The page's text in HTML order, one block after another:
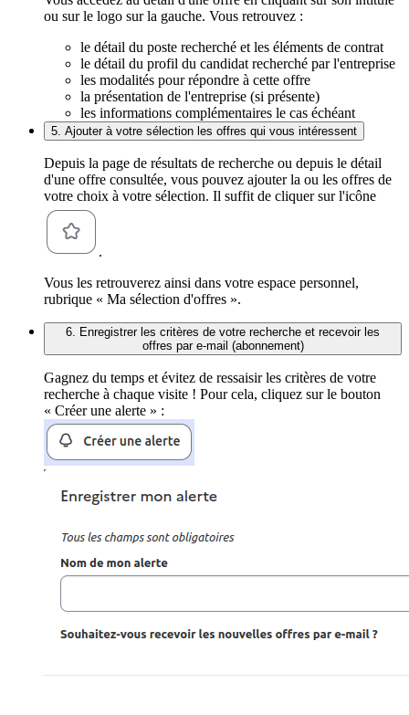
ou sur le logo sur la gauche. Vous retrouvez :
le détail du poste recherché et les éléments de contrat
le détail du profil du candidat recherché par l'entreprise
les modalités pour répondre à cette offre
la présentation de l'entreprise (si présente)
les informations complémentaires le cas échéant
5. Ajouter à votre sélection les offres qui vous intéressent
Depuis la page de résultats de recherche ou depuis le détail
d'une offre consultée, vous pouvez ajouter la ou les offres de
votre choix à votre sélection. Il suffit de cliquer sur l'icône
.
Vous les retrouverez ainsi dans votre espace personnel,
rubrique « Ma sélection d'offres ».
6. Enregistrer les critères de votre recherche et recevoir les
offres par e-mail (abonnement)
Gagnez du temps et évitez de ressaisir les critères de votre
recherche à chaque visite ! Pour cela, cliquez sur le bouton
« Créer une alerte » :